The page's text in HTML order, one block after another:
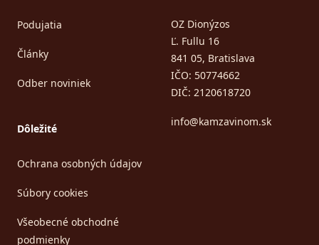
Podujatia
Články
Odber noviniek
Dôležité
Ochrana osobných údajov
Súbory cookies
Všeobecné obchodné
podmienky
OZ Dionýzos
Ľ. Fullu 16
841 05, Bratislava
IČO: 50774662
DIČ: 2120618720
info@kamzavinom.sk